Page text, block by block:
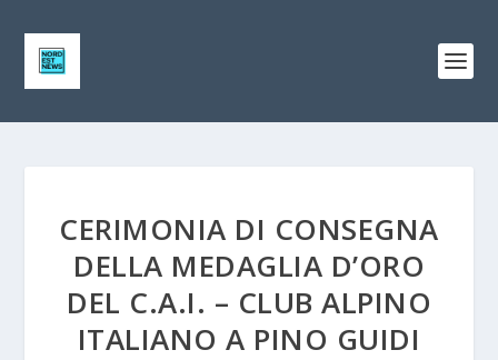
CERIMONIA DI CONSEGNA
DELLA MEDAGLIA D’ORO
DEL C.A.I. – CLUB ALPINO
ITALIANO A PINO GUIDI